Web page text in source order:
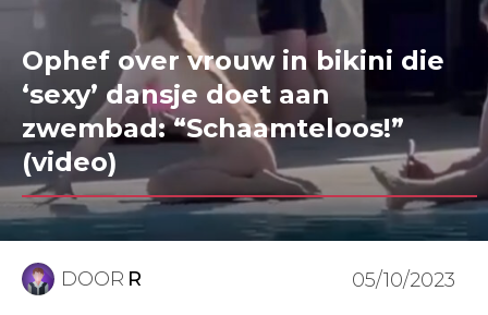
Ophef over vrouw in bikini die
‘sexy’ dansje doet aan
zwembad: “Schaamteloos!”
(video)
DOOR R 05/10/2023